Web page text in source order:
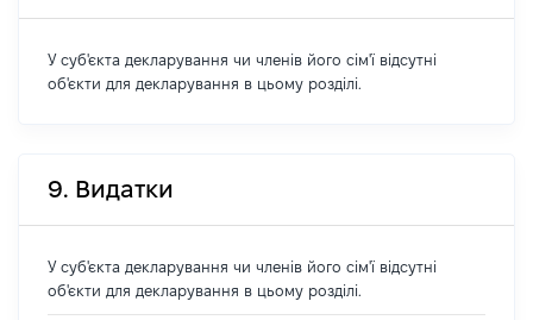
У суб'єкта декларування чи членів його сім'ї відсутні
об'єкти для декларування в цьому розділі.
9. Видатки
У суб'єкта декларування чи членів його сім'ї відсутні
об'єкти для декларування в цьому розділі.